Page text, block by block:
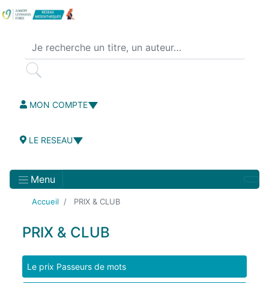
principal
MON COMPTE
LE RESEAU
Menu
Accueil PRIX & CLUB
PRIX & CLUB
Menu
informations
Le prix Passeurs de mots